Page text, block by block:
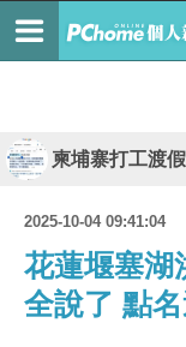
柬埔寨打工渡
2025-10-04 09:41:04
花蓮堰塞湖
全說了 點